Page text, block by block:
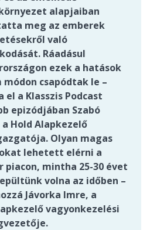
alapjaiban
meg az emberek
való
Ráadásul
ezek a hatások
csapódtak le –
el a Klasszis Podcast
epizódjában Szabó
a Hold Alapkezelő
Olyan magas
lehetett elérni a
piacon, mintha 25-30 évet
volna az időben –
Jávorka Imre, a
vagyonkezelési